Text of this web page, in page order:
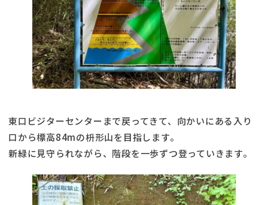
東口ビジターセンターまで戻ってきて、向かいにある入り
口から標高84mの枡形山を目指します。
新緑に見守られながら、階段を一歩ずつ登っていきます。